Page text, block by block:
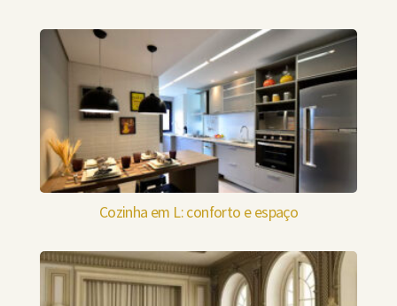
Cozinha em L: conforto e espaço